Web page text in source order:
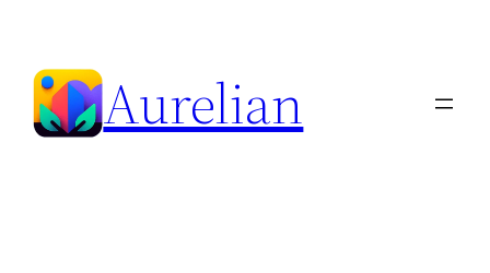
content
Aurelian